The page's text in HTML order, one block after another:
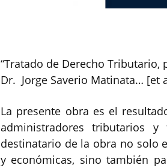
“Tratado de Derecho
Dr. Jorge Saverio Matinata… [et
La presente obra es el
administradores tributarios y
destinatario de la obra no solo
y económicas, sino también